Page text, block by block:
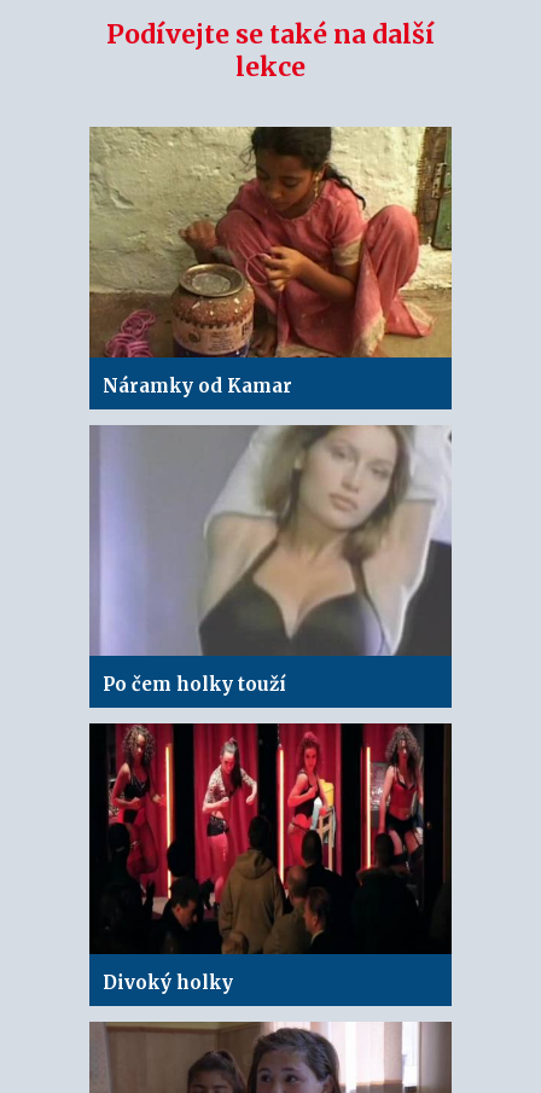
Podívejte se také na další
lekce
Náramky od Kamar
Po čem holky touží
Divoký holky